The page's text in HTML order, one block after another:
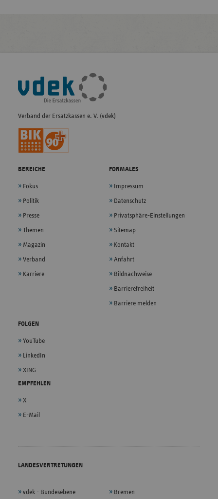
Fußleisten-
Navigation
Verband der Ersatzkassen e. V. (vdek)
BEREICHE
Fokus
Politik
Presse
Themen
Magazin
Verband
Karriere
FORMALES
Impressum
Datenschutz
Privatsphäre-Einstellungen
Sitemap
Kontakt
Anfahrt
Bildnachweise
Barrierefreiheit
Barriere melden
FOLGEN
YouTube
LinkedIn
XING
EMPFEHLEN
X
E-Mail
LANDESVERTRETUNGEN
vdek - Bundesebene Bremen